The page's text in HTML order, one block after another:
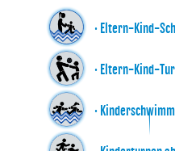
· Eltern-Kind-
· Eltern-Kind-
·